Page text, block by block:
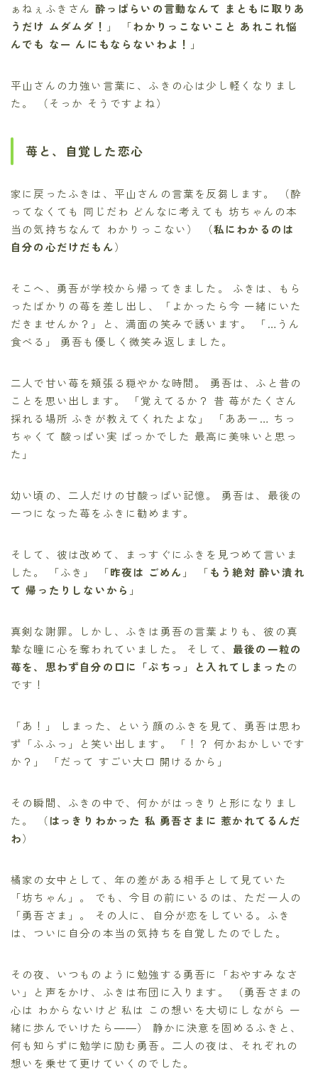
ぁねぇふきさん 酔っぱらいの言動なんて まともに取りあ
うだけ ムダムダ！ 」 「わかりっこないこと あれこれ悩
んでも なー んにもならないわよ！ 」
平山さんの力強い言葉に、ふきの心は少し軽くなりまし
た。 （そっか そうですよね）
苺と、自覚した恋心
家に戻ったふきは、平山さんの言葉を反芻します。 （酔
ってなくても 同じだわ どんなに考えても 坊ちゃんの本
当の気持ちなんて わかりっこない） （私にわかるのは
自分の心だけだもん）
そこへ、勇吾が学校から帰ってきました。 ふきは、もら
ったばかりの苺を差し出し、「よかったら今 一緒にいた
だきませんか？」と、満面の笑みで誘います。 「…うん
食べる」 勇吾も優しく微笑み返しました。
二人で甘い苺を頬張る穏やかな時間。 勇吾は、ふと昔の
ことを思い出します。 「覚えてるか？ 昔 苺がたくさん
採れる場所 ふきが教えてくれたよな」 「ああー… ちっ
ちゃくて 酸っぱい実 ばっかでした 最高に美味いと思っ
た」
幼い頃の、二人だけの甘酸っぱい記憶。 勇吾は、最後の
一つになった苺をふきに勧めます。
そして、彼は改めて、まっすぐにふきを見つめて言いま
した。 「ふき」 「昨夜は ごめん 」 「もう絶対 酔い潰れ
て 帰ったりしないから 」
真剣な謝罪。しかし、ふきは勇吾の言葉よりも、彼の真
摯な瞳に心を奪われていました。 そして、 最後の一粒の
苺を、思わず自分の口に「ぷちっ」と入れてしまった の
です！
「あ！」 しまった、という顔のふきを見て、勇吾は思わ
ず「ふふっ」と笑い出します。 「！？ 何かおかしいです
か？」 「だって すごい大口 開けるから」
その瞬間、ふきの中で、何かがはっきりと形になりまし
た。 （はっきりわかった 私 勇吾さまに 惹かれてるんだ
わ）
橘家の女中として、年の差がある相手として見ていた
「坊ちゃん」。 でも、今目の前にいるのは、ただ一人の
「勇吾さま」。 その人に、自分が恋をしている。ふき
は、ついに自分の本当の気持ちを自覚したのでした。
その夜、いつものように勉強する勇吾に「おやすみなさ
い」と声をかけ、ふきは布団に入ります。 （勇吾さまの
心は わからないけど 私は この想いを大切にしながら 一
緒に歩んでいけたら――） 静かに決意を固めるふきと、
何も知らずに勉学に励む勇吾。二人の夜は、それぞれの
想いを乗せて更けていくのでした。